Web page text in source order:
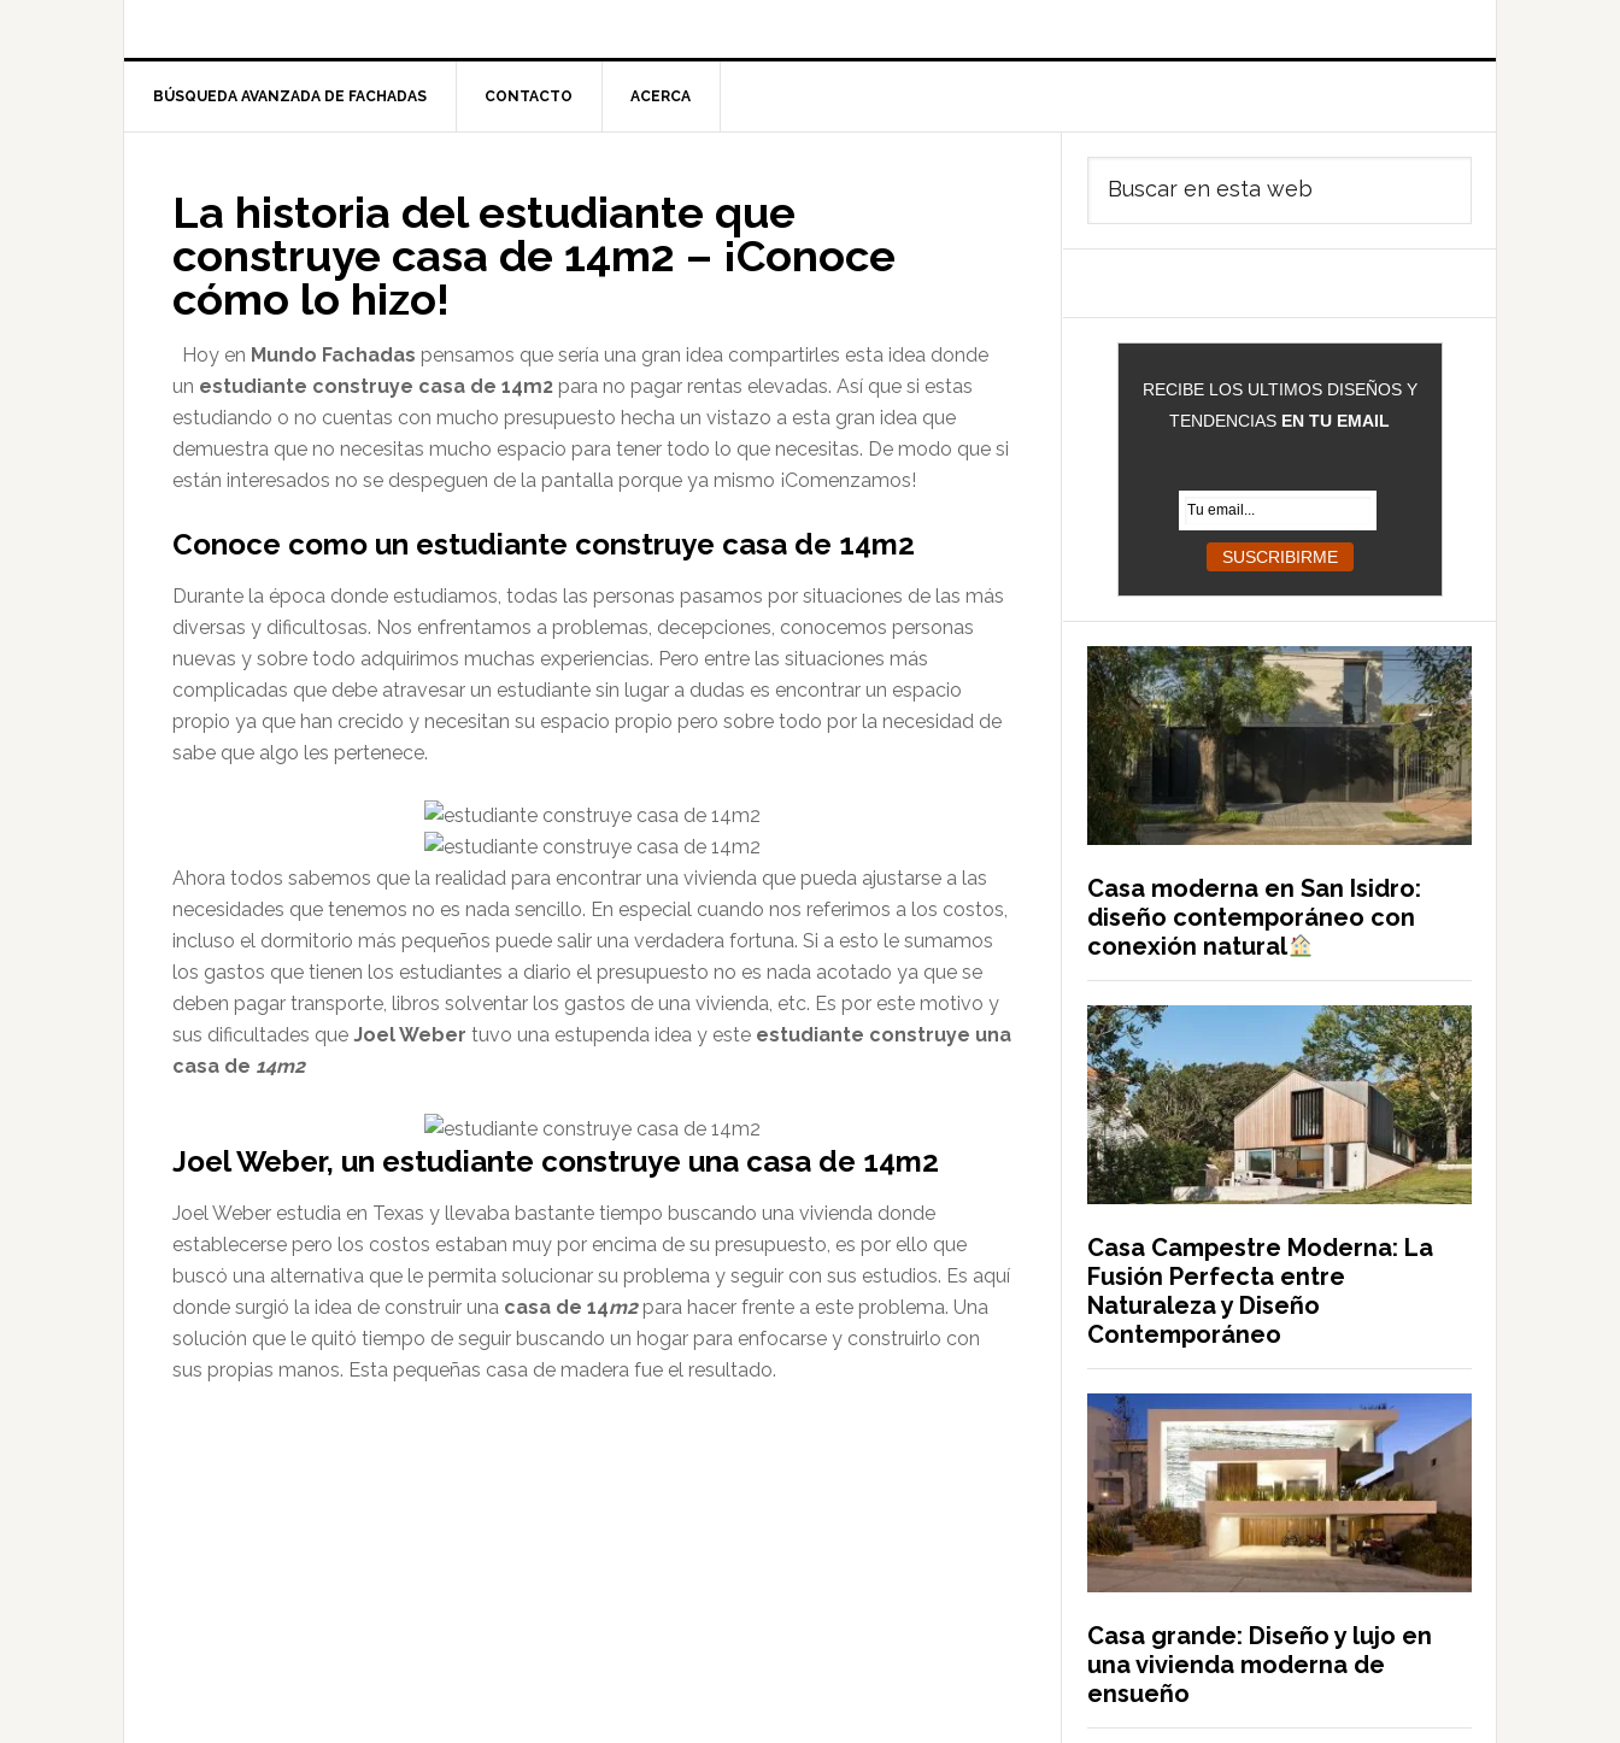
BÚSQUEDA AVANZADA DE FACHADAS CONTACTO ACERCA
La historia del estudiante que
construye casa de 14m2 – ¡Conoce
cómo lo hizo!
Hoy en Mundo Fachadas pensamos que sería una gran idea compartirles esta idea donde
un estudiante construye casa de 14m2 para no pagar rentas elevadas. Así que si estas
estudiando o no cuentas con mucho presupuesto hecha un vistazo a esta gran idea que
demuestra que no necesitas mucho espacio para tener todo lo que necesitas. De modo que si
están interesados no se despeguen de la pantalla porque ya mismo ¡Comenzamos!
Conoce como un estudiante construye casa de 14m2
Durante la época donde estudiamos, todas las personas pasamos por situaciones de las más
diversas y dificultosas. Nos enfrentamos a problemas, decepciones, conocemos personas
nuevas y sobre todo adquirimos muchas experiencias. Pero entre las situaciones más
complicadas que debe atravesar un estudiante sin lugar a dudas es encontrar un espacio
propio ya que han crecido y necesitan su espacio propio pero sobre todo por la necesidad de
sabe que algo les pertenece.
Ahora todos sabemos que la realidad para encontrar una vivienda que pueda ajustarse a las
necesidades que tenemos no es nada sencillo. En especial cuando nos referimos a los costos,
incluso el dormitorio más pequeños puede salir una verdadera fortuna. Si a esto le sumamos
los gastos que tienen los estudiantes a diario el presupuesto no es nada acotado ya que se
deben pagar transporte, libros solventar los gastos de una vivienda, etc. Es por este motivo y
sus dificultades que Joel Weber tuvo una estupenda idea y este estudiante construye una
casa de 14m2
Joel Weber, un estudiante construye una casa de 14m2
Joel Weber estudia en Texas y llevaba bastante tiempo buscando una vivienda donde
establecerse pero los costos estaban muy por encima de su presupuesto, es por ello que
buscó una alternativa que le permita solucionar su problema y seguir con sus estudios. Es aquí
donde surgió la idea de construir una casa de 14m2para hacer frente a este problema. Una
solución que le quitó tiempo de seguir buscando un hogar para enfocarse y construirlo con
sus propias manos. Esta pequeñas casa de madera fue el resultado.
Barra
lateral
principal
RECIBE LOS ULTIMOS DISEÑOS Y
TENDENCIAS EN TU EMAIL
Casa moderna en San Isidro:
diseño contemporáneo con
conexión natural
Casa Campestre Moderna: La
Fusión Perfecta entre
Naturaleza y Diseño
Contemporáneo
Casa grande: Diseño y lujo en
una vivienda moderna de
ensueño